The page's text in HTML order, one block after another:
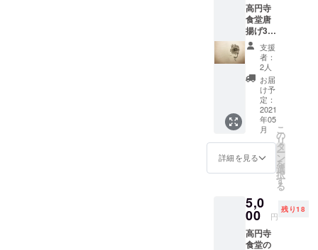
高円寺
食堂唐
揚げ3個
交換
券！、
手書き
メッ
セージ
※唐揚げ
の引き
換えの
有効期
間はお
送りし
た日か
ら1年間
ていた
だきま
す。
支援
者：
2人
お届
け予
定：
2021
年05
月
詳細を見る
こ
の
リ
タ
ー
ン
を
選
択
す
る
5,0
00 円
残り18
高円寺
食堂の